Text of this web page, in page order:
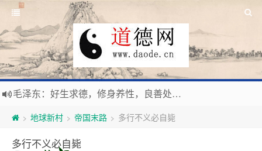
毛泽东：好生求德，修身养性，良善处世，信仰天人合一之大道。
新时代地球村人类命运与共，全球共建更加和平发展美丽和谐的家园，全体共享人类发展成果，共创道行德盛道德王国
> 地球新村 > 帝国末路 > 多行不义必自毙
多行不义必自毙